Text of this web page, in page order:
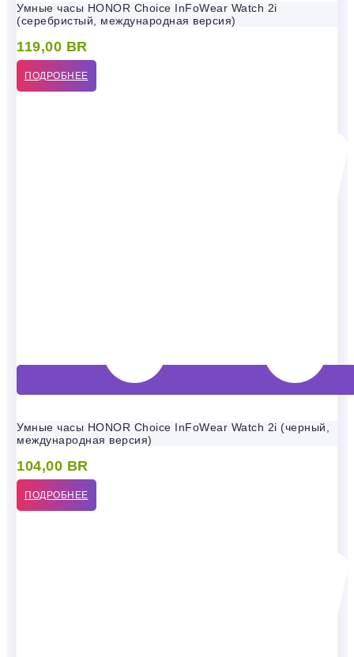
Умные часы HONOR Choice InFoWear Watch 2i
(серебристый, международная версия)
119,00 BR
ПОДРОБНЕЕ
Умные часы HONOR Choice InFoWear Watch 2i (черный,
международная версия)
104,00 BR
ПОДРОБНЕЕ